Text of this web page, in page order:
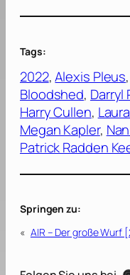
Tags:
2022, Alexis Pleus
Bloodshed, Darryl
Harry Cullen,
Megan Kapler,
Patrick Radden
Springen zu:
« AIR – Der große Wurf